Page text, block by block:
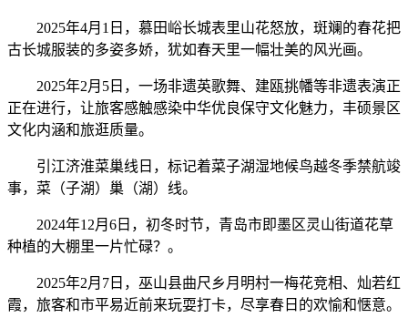
2025年4月1日，慕田峪长城表里山花怒放，斑斓的春花把
古长城服装的多姿多娇，犹如春天里一幅壮美的风光画。
2025年2月5日，一场非遗英歌舞、建瓯挑幡等非遗表演正
正在进行，让旅客感触感染中华优良保守文化魅力，丰硕景区
文化内涵和旅逛质量。
引江济淮菜巢线日，标记着菜子湖湿地候鸟越冬季禁航竣
事，菜（子湖）巢（湖）线。
2024年12月6日，初冬时节，青岛市即墨区灵山街道花草
种植的大棚里一片忙碌？。
2025年2月7日，巫山县曲尺乡月明村一梅花竞相、灿若红
霞，旅客和市平易近前来玩耍打卡，尽享春日的欢愉和惬意。